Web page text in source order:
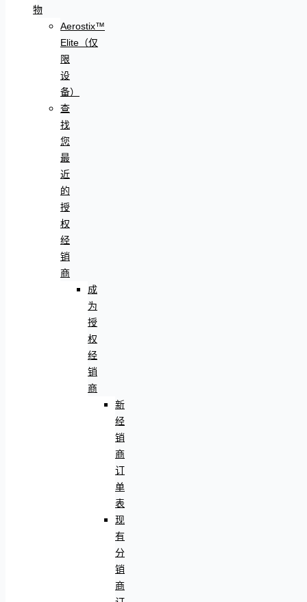
物
Aerostix™
Elite（仅
限
设
备）
查
找
您
最
近
的
授
权
经
销
商
成
为
授
权
经
销
商
新
经
销
商
订
单
表
现
有
分
销
商